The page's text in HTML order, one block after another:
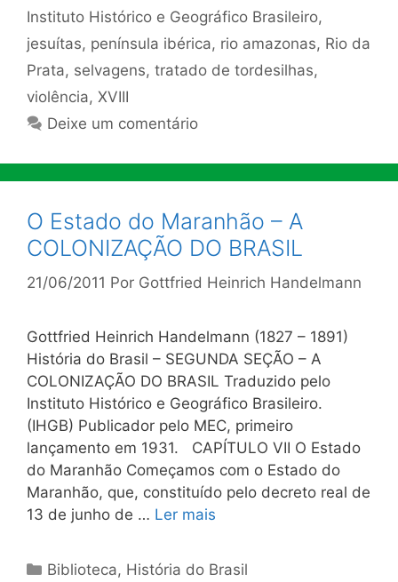
Instituto Histórico e Geográfico Brasileiro,
jesuítas, península ibérica, rio amazonas, Rio da
Prata, selvagens, tratado de tordesilhas,
violência, XVIII
Deixe um comentário
O Estado do Maranhão – A
COLONIZAÇÃO DO BRASIL
21/06/2011 Por Gottfried Heinrich Handelmann
Gottfried Heinrich Handelmann (1827 – 1891)
História do Brasil – SEGUNDA SEÇÃO – A
COLONIZAÇÃO DO BRASIL Traduzido pelo
Instituto Histórico e Geográfico Brasileiro.
(IHGB) Publicador pelo MEC, primeiro
lançamento em 1931. CAPÍTULO VII O Estado
do Maranhão Começamos com o Estado do
Maranhão, que, constituído pelo decreto real de
13 de junho de … Ler mais
Categorias
Biblioteca, História do Brasil